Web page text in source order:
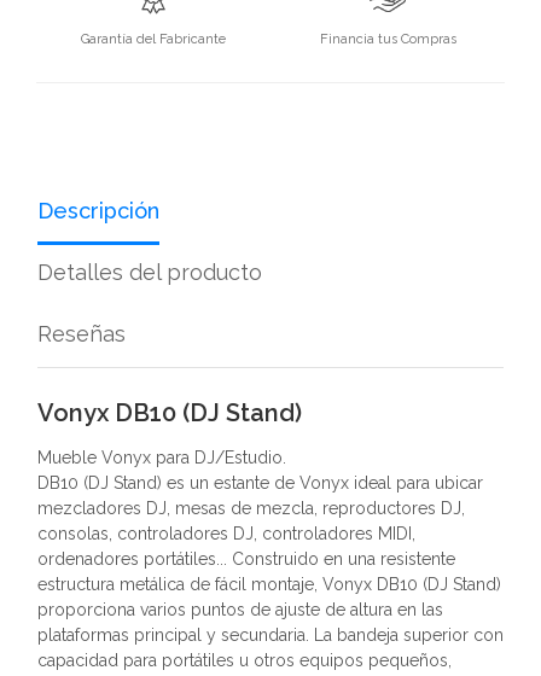
Garantía del Fabricante Financia tus Compras
Descripción
Detalles del producto
Reseñas
Vonyx DB10 (DJ Stand)
Mueble Vonyx para DJ/Estudio.
DB10 (DJ Stand) es un estante de Vonyx ideal para ubicar
mezcladores DJ, mesas de mezcla, reproductores DJ,
consolas, controladores DJ, controladores MIDI,
ordenadores portátiles... Construido en una resistente
estructura metálica de fácil montaje, Vonyx DB10 (DJ Stand)
proporciona varios puntos de ajuste de altura en las
plataformas principal y secundaria. La bandeja superior con
capacidad para portátiles u otros equipos pequeños,